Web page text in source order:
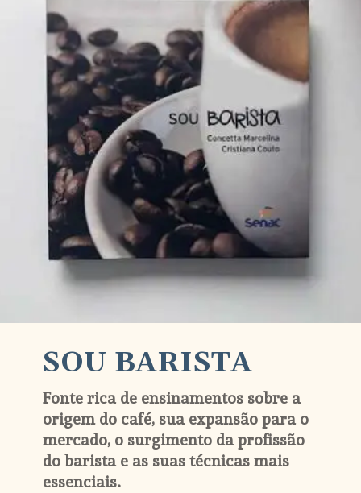
SOU BARISTA
Fonte rica de ensinamentos sobre a
origem do café, sua expansão para o
mercado, o surgimento da profissão
do barista e as suas técnicas mais
essenciais.